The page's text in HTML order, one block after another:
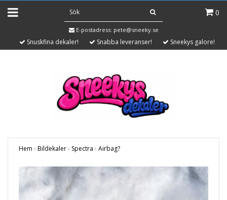
0
E-postadress: pete@sneeky.se
Snuskfina dekaler! Snabba leveranser! Sneekys galore!
Hem › Bildekaler› Spectra › Airbag?